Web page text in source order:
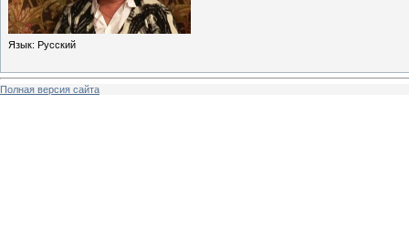
Язык: Русский
Полная версия сайта